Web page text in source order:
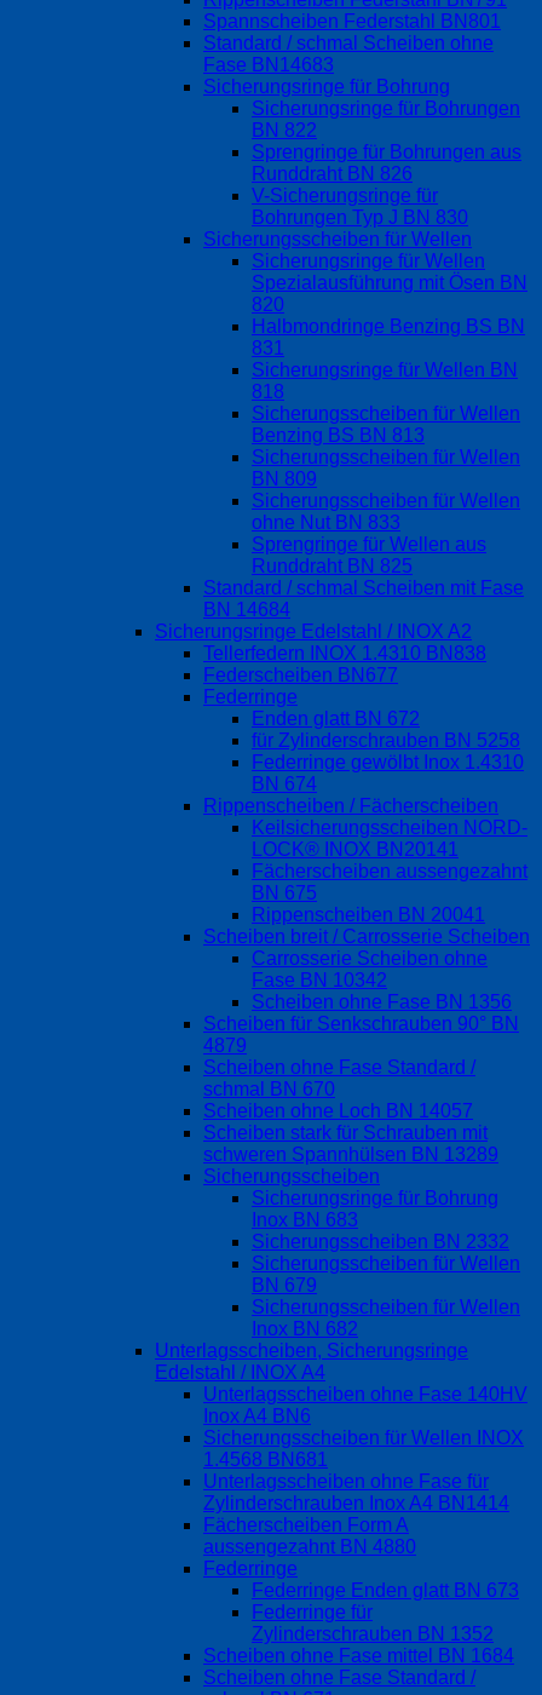
Spannscheiben Federstahl BN801
Standard / schmal Scheiben ohne
Fase BN14683
Sicherungsringe für Bohrung
Sicherungsringe für Bohrungen
BN 822
Sprengringe für Bohrungen aus
Runddraht BN 826
V-Sicherungsringe für
Bohrungen Typ J BN 830
Sicherungsscheiben für Wellen
Sicherungsringe für Wellen
Spezialausführung mit Ösen BN
820
Halbmondringe Benzing BS BN
831
Sicherungsringe für Wellen BN
818
Sicherungsscheiben für Wellen
Benzing BS BN 813
Sicherungsscheiben für Wellen
BN 809
Sicherungsscheiben für Wellen
ohne Nut BN 833
Sprengringe für Wellen aus
Runddraht BN 825
Standard / schmal Scheiben mit Fase
BN 14684
Sicherungsringe Edelstahl / INOX A2
Tellerfedern INOX 1.4310 BN838
Federscheiben BN677
Federringe
Enden glatt BN 672
für Zylinderschrauben BN 5258
Federringe gewölbt Inox 1.4310
BN 674
Rippenscheiben / Fächerscheiben
Keilsicherungsscheiben NORD-
LOCK® INOX BN20141
Fächerscheiben aussengezahnt
BN 675
Rippenscheiben BN 20041
Scheiben breit / Carrosserie Scheiben
Carrosserie Scheiben ohne
Fase BN 10342
Scheiben ohne Fase BN 1356
Scheiben für Senkschrauben 90° BN
4879
Scheiben ohne Fase Standard /
schmal BN 670
Scheiben ohne Loch BN 14057
Scheiben stark für Schrauben mit
schweren Spannhülsen BN 13289
Sicherungsscheiben
Sicherungsringe für Bohrung
Inox BN 683
Sicherungsscheiben BN 2332
Sicherungsscheiben für Wellen
BN 679
Sicherungsscheiben für Wellen
Inox BN 682
Unterlagsscheiben, Sicherungsringe
Edelstahl / INOX A4
Unterlagsscheiben ohne Fase 140HV
Inox A4 BN6
Sicherungsscheiben für Wellen INOX
1.4568 BN681
Unterlagsscheiben ohne Fase für
Zylinderschrauben Inox A4 BN1414
Fächerscheiben Form A
aussengezahnt BN 4880
Federringe
Federringe Enden glatt BN 673
Federringe für
Zylinderschrauben BN 1352
Scheiben ohne Fase mittel BN 1684
Scheiben ohne Fase Standard /